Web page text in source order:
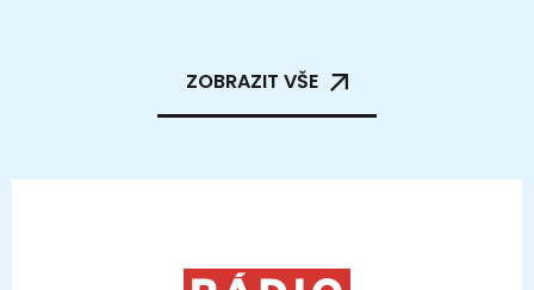
ZOBRAZIT VŠE